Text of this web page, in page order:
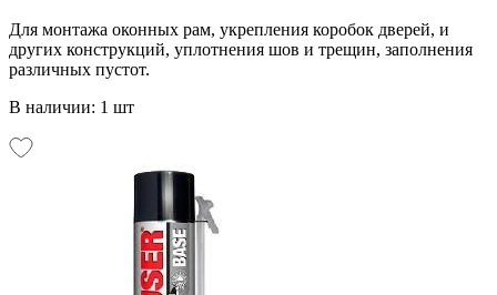
Для монтажа оконных рам, укрепления коробок дверей, и
других конструкций, уплотнения шов и трещин, заполнения
различных пустот.
В наличии: 1 шт